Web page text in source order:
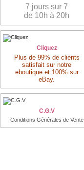
7 jours sur 7
de 10h à 20h
Cliquez
Plus de 99% de clients
satisfait sur notre
eboutique et 100% sur
eBay.
C.G.V
Conditions Générales de Vente